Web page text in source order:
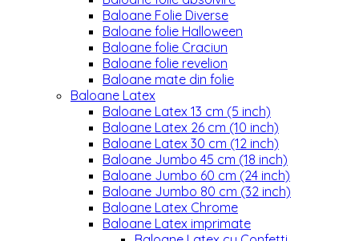
Baloane Folie Diverse
Baloane folie Halloween
Baloane folie Craciun
Baloane folie revelion
Baloane mate din folie
Baloane Latex
Baloane Latex 13 cm (5 inch)
Baloane Latex 26 cm (10 inch)
Baloane Latex 30 cm (12 inch)
Baloane Jumbo 45 cm (18 inch)
Baloane Jumbo 60 cm (24 inch)
Baloane Jumbo 80 cm (32 inch)
Baloane Latex Chrome
Baloane Latex imprimate